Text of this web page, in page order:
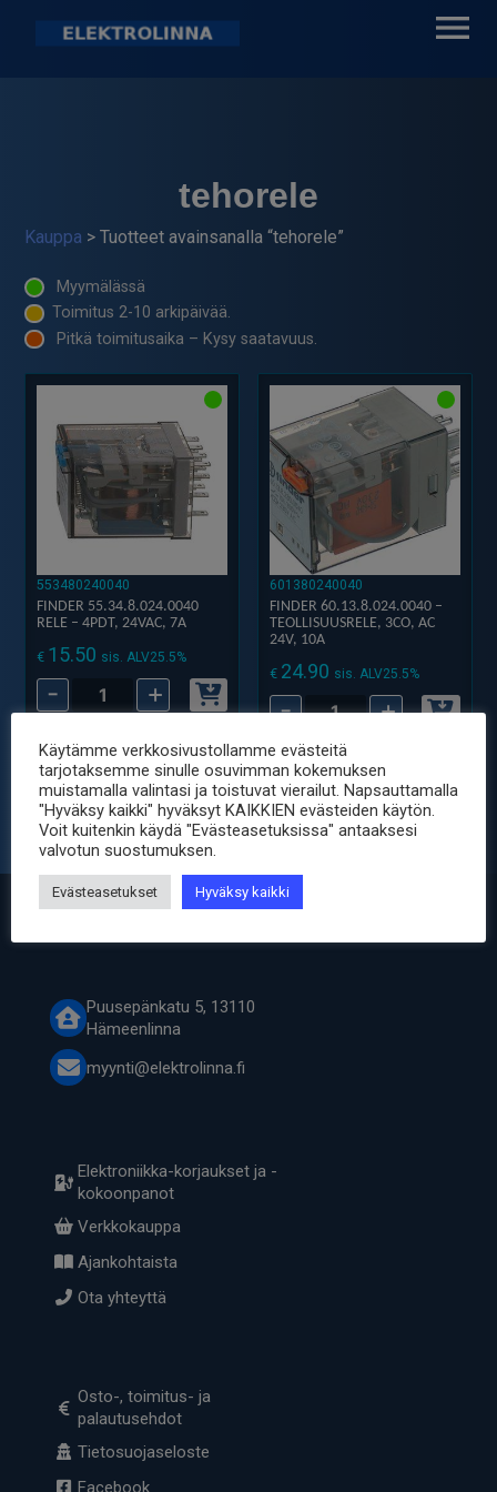
tehorele
Kauppa > Tuotteet avainsanalla “tehorele”
Myymälässä
Toimitus 2-10 arkipäivää.
Pitkä toimitusaika – Kysy saatavuus.
553480240040
FINDER 55.34.8.024.0040
RELE – 4PDT, 24VAC, 7A
€ 15.50 sis. ALV25.5%
-
Finder
55.34.8.024.0040
Rele
-
4PDT,
24VAC,
määrä
+
601380240040
FINDER 60.13.8.024.0040 –
TEOLLISUUSRELE, 3CO, AC
24V, 10A
€ 24.90 sis. ALV25.5%
-
Finder
-
Teollisuusrele,
3CO,
24V,
10A
määrä
+
Puusepänkatu 5, 13110
Hämeenlinna
myynti@elektrolinna.fi
Elektroniikka-korjaukset ja -
kokoonpanot
Verkkokauppa
Ajankohtaista
Ota yhteyttä
Osto-, toimitus- ja
palautusehdot
Tietosuojaseloste
Facebook
Käytämme verkkosivustollamme evästeitä
tarjotaksemme sinulle osuvimman kokemuksen
muistamalla valintasi ja toistuvat vierailut. Napsauttamalla
"Hyväksy kaikki" hyväksyt KAIKKIEN evästeiden käytön.
Voit kuitenkin käydä "Evästeasetuksissa" antaaksesi
valvotun suostumuksen.
Evästeasetukset Hyväksy kaikki